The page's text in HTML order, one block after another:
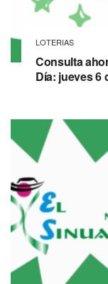
LOTERIAS
Consulta
Día: jueves 6